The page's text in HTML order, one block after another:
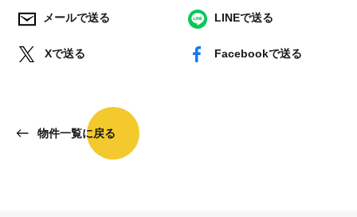
メールで送る LINEで送る
Xで送る Facebookで送る
物件一覧に戻る